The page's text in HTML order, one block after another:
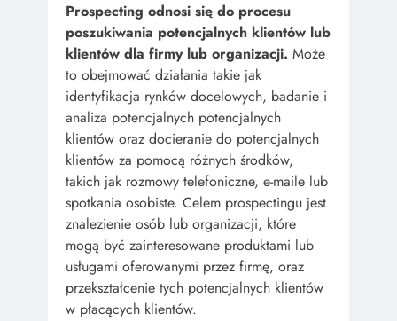
Prospecting odnosi się do procesu
poszukiwania potencjalnych klientów lub
klientów dla firmy lub organizacji. Może
to obejmować działania takie jak
identyfikacja rynków docelowych, badanie i
analiza potencjalnych potencjalnych
klientów oraz docieranie do potencjalnych
klientów za pomocą różnych środków,
takich jak rozmowy telefoniczne, e-maile lub
spotkania osobiste. Celem prospectingu jest
znalezienie osób lub organizacji, które
mogą być zainteresowane produktami lub
usługami oferowanymi przez firmę, oraz
przekształcenie tych potencjalnych klientów
w płacących klientów.